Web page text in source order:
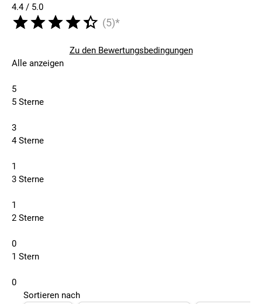
4.4 / 5.0
(5)*
Zu den Bewertungsbedingungen
Alle anzeigen
5
5 Sterne
3
4 Sterne
1
3 Sterne
1
2 Sterne
0
1 Stern
0
Sortieren nach